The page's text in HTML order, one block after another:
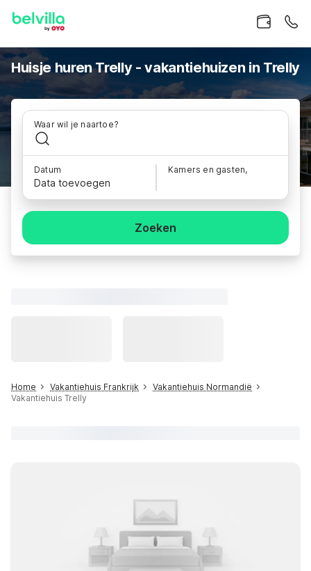
Huisje huren Trelly - vakantiehuizen in Trelly
Waar wil je naartoe?
Datum
Data toevoegen
Kamers en gasten,
Zoeken
Home Vakantiehuis Frankrijk
Vakantiehuis Normandië
Vakantiehuis Trelly